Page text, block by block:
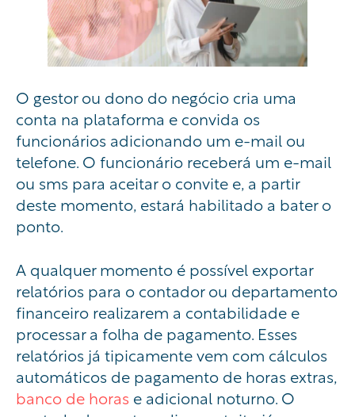
O gestor ou dono do negócio cria uma
conta na plataforma e convida os
funcionários adicionando um e-mail ou
telefone. O funcionário receberá um e-mail
ou sms para aceitar o convite e, a partir
deste momento, estará habilitado a bater o
ponto.
A qualquer momento é possível exportar
relatórios para o contador ou departamento
financeiro realizarem a contabilidade e
processar a folha de pagamento. Esses
relatórios já tipicamente vem com cálculos
automáticos de pagamento de horas extras,
banco de horas e adicional noturno. O